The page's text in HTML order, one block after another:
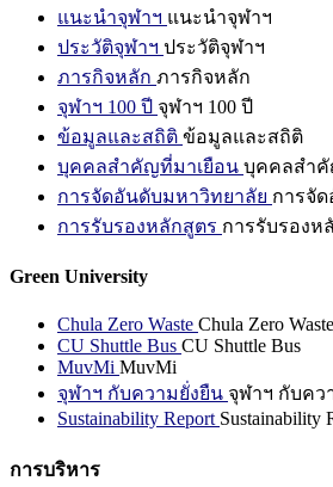
แนะนำจุฬาฯ แนะนำจุฬาฯ
ประวัติจุฬาฯ ประวัติจุฬาฯ
ภารกิจหลัก ภารกิจหลัก
จุฬาฯ 100 ปี จุฬาฯ 100 ปี
ข้อมูลและสถิติ ข้อมูลและสถิติ
บุคคลสำคัญที่มาเยือน บุคคลสำ
การจัดอันดับมหาวิทยาลัย การจั
การรับรองหลักสูตร การรับรองห
Green University
Chula Zero Waste Chula Zero Waste
CU Shuttle Bus CU Shuttle Bus
MuvMi MuvMi
จุฬาฯ กับความยั่งยืน จุฬาฯ กับคว
Sustainability Report Sustainability
การบริหาร